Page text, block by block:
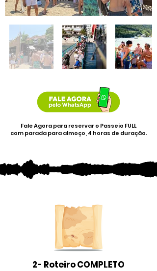
Fale Agora para reservar o Passeio FULL
com parada para almoço, 4 horas de duração.
2- Roteiro COMPLETO